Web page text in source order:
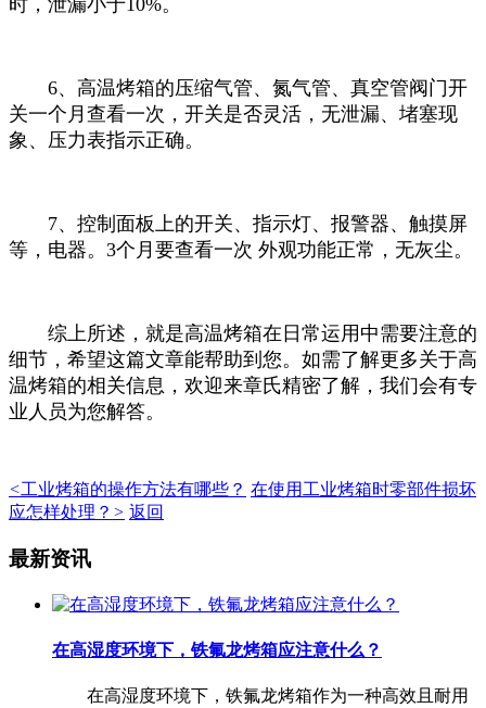
时，泄漏小于10%。
6、高温烤箱的压缩气管、氮气管、真空管阀门开
关一个月查看一次，开关是否灵活，无泄漏、堵塞现
象、压力表指示正确。
7、控制面板上的开关、指示灯、报警器、触摸屏
等，电器。3个月要查看一次 外观功能正常，无灰尘。
综上所述，就是高温烤箱在日常运用中需要注意的
细节，希望这篇文章能帮助到您。如需了解更多关于高
温烤箱的相关信息，欢迎来章氏精密了解，我们会有专
业人员为您解答。
<工业烤箱的操作方法有哪些？ 在使用工业烤箱时零部件损坏
应怎样处理？ > 返回
最新资讯
在高湿度环境下，铁氟龙烤箱应注意什么？
在高湿度环境下，铁氟龙烤箱作为一种高效且耐用